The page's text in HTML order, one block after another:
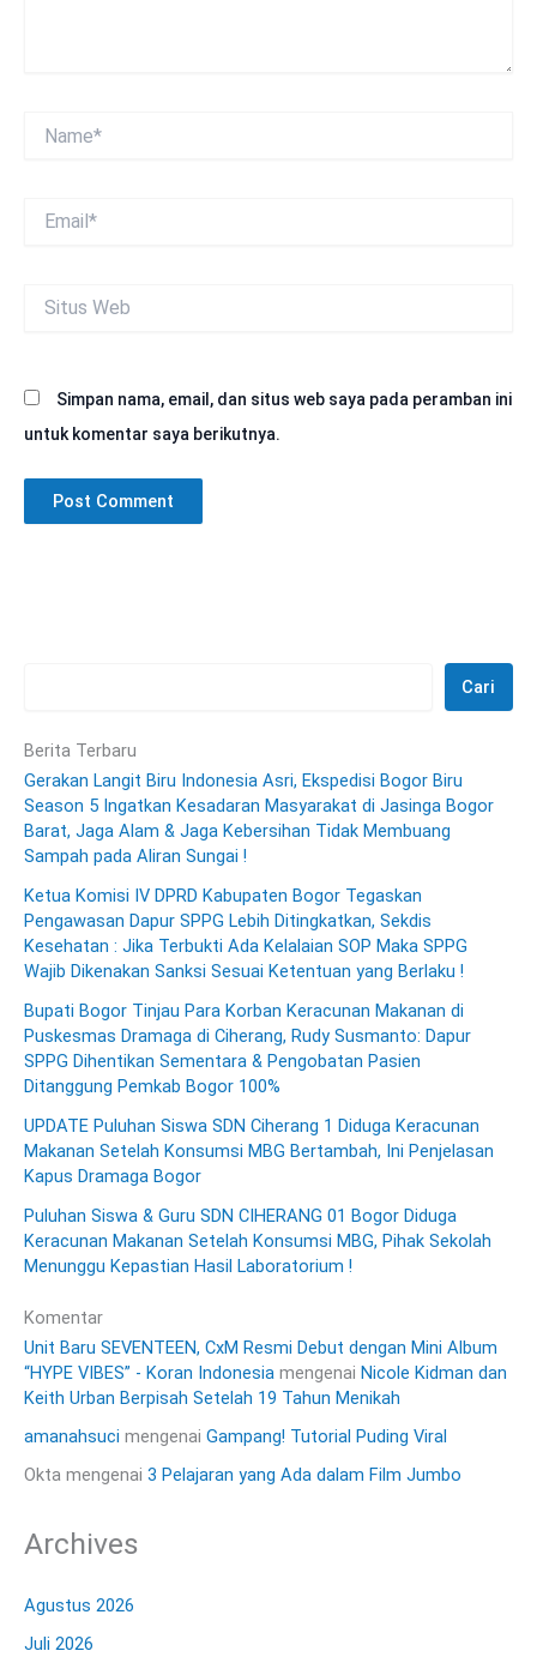
Web
Simpan nama, email, dan situs web saya pada peramban ini
untuk komentar saya berikutnya.
Cari
Berita Terbaru
Gerakan Langit Biru Indonesia Asri, Ekspedisi Bogor Biru
Season 5 Ingatkan Kesadaran Masyarakat di Jasinga Bogor
Barat, Jaga Alam & Jaga Kebersihan Tidak Membuang
Sampah pada Aliran Sungai !
Ketua Komisi IV DPRD Kabupaten Bogor Tegaskan
Pengawasan Dapur SPPG Lebih Ditingkatkan, Sekdis
Kesehatan : Jika Terbukti Ada Kelalaian SOP Maka SPPG
Wajib Dikenakan Sanksi Sesuai Ketentuan yang Berlaku !
Bupati Bogor Tinjau Para Korban Keracunan Makanan di
Puskesmas Dramaga di Ciherang, Rudy Susmanto: Dapur
SPPG Dihentikan Sementara & Pengobatan Pasien
Ditanggung Pemkab Bogor 100%
UPDATE Puluhan Siswa SDN Ciherang 1 Diduga Keracunan
Makanan Setelah Konsumsi MBG Bertambah, Ini Penjelasan
Kapus Dramaga Bogor
Puluhan Siswa & Guru SDN CIHERANG 01 Bogor Diduga
Keracunan Makanan Setelah Konsumsi MBG, Pihak Sekolah
Menunggu Kepastian Hasil Laboratorium !
Komentar
Unit Baru SEVENTEEN, CxM Resmi Debut dengan Mini Album
“HYPE VIBES” - Koran Indonesia mengenai Nicole Kidman dan
Keith Urban Berpisah Setelah 19 Tahun Menikah
amanahsuci mengenai Gampang! Tutorial Puding Viral
Okta mengenai 3 Pelajaran yang Ada dalam Film Jumbo
Archives
Agustus 2026
Juli 2026